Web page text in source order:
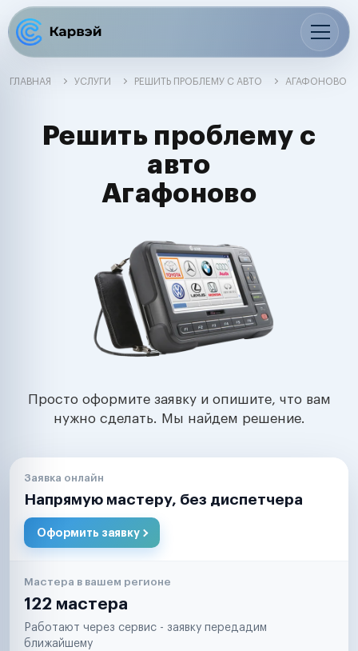
ГЛАВНАЯ УСЛУГИ РЕШИТЬ ПРОБЛЕМУ С АВТО АГАФОНОВО
Решить проблему с
авто
Агафоново
Просто оформите заявку и опишите, что вам
нужно сделать. Мы найдем решение.
Заявка онлайн
Напрямую мастеру, без диспетчера
Оформить заявку
Мастера в вашем регионе
122 мастера
Работают через сервис - заявку передадим
ближайшему